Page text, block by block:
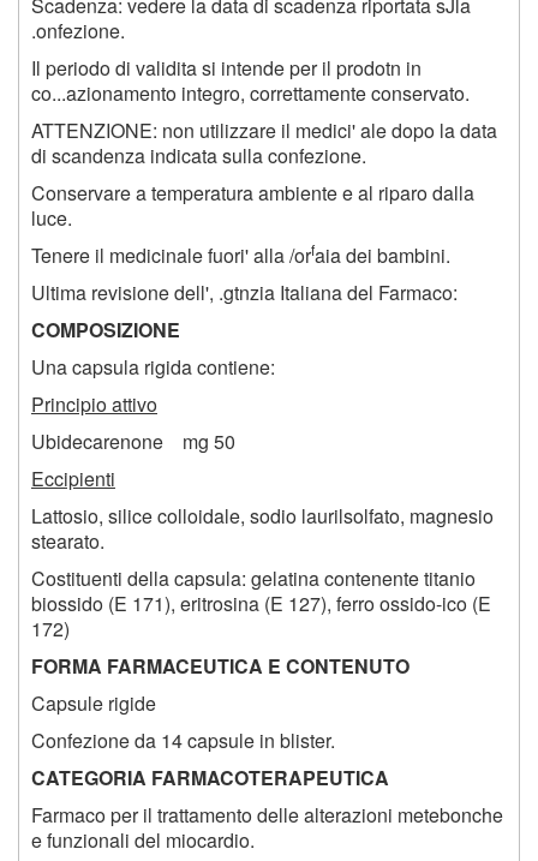
.onfezione.
Il periodo di validita si intende per il prodotn in
co...azionamento integro, correttamente conservato.
ATTENZIONE: non utilizzare il medici' ale dopo la data
di scandenza indicata sulla confezione.
Conservare a temperatura ambiente e al riparo dalla
luce.
Tenere il medicinale fuori' alla /orfaia dei bambini.
Ultima revisione dell', .gtnzia Italiana del Farmaco:
COMPOSIZIONE
Una capsula rigida contiene:
Principio attivo
Ubidecarenone mg 50
Eccipienti
Lattosio, silice colloidale, sodio laurilsolfato, magnesio
stearato.
Costituenti della capsula: gelatina contenente titanio
biossido (E 171), eritrosina (E 127), ferro ossido-ico (E
172)
FORMA FARMACEUTICA E CONTENUTO
Capsule rigide
Confezione da 14 capsule in blister.
CATEGORIA FARMACOTERAPEUTICA
Farmaco per il trattamento delle alterazioni metebonche
e funzionali del miocardio.